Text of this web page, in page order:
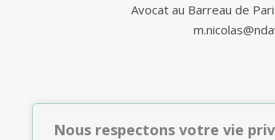
Nous respectons votre vie
Avocat au Barreau de